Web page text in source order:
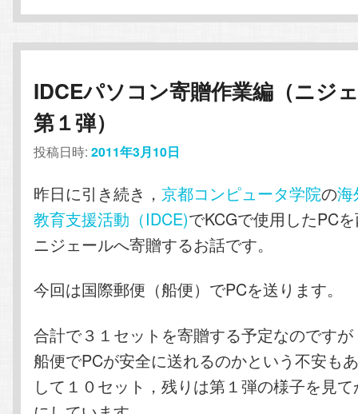
IDCEパソコン寄贈作業編（ニジ
第１弾）
投稿日時:2011年3月10日
昨日に引き続き， 京都コンピュータ学院の海
教育支援活動（IDCE)でKCGで使用したPC
ニジェールへ寄贈するお話です。
今回は国際郵便（船便）でPCを送ります。
合計で３１セットを寄贈する予定なのです
船便でPCが安全に送れるのかという不安も
して１０セット，残りは第１弾の様子を見